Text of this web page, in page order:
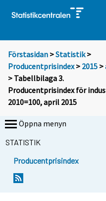
Förstasidan >Statistik >
Producentprisindex> 2015 >
> Tabellbilaga 3.
Producentprisindex för
2010=100, april 2015
Öppna menyn
STATISTIK
Producentprisindex